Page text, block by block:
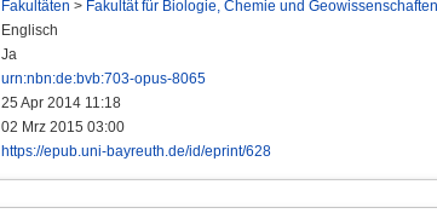
Fakultäten > Fakultät für Biologie, Chemie und Geowissenschaften
Englisch
Ja
urn:nbn:de:bvb:703-opus-8065
25 Apr 2014 11:18
02 Mrz 2015 03:00
https://epub.uni-bayreuth.de/id/eprint/628